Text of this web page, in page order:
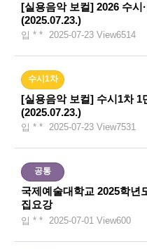
[실용음악 보컬] 2026 수시
(2025.07.23.)
입 * * 2025-07-23 View6514
수시1차
[실용음악 보컬] 수시1차 1
(2025.07.23.)
입 * * 2025-07-23 View7531
공통
국제예술대학교 2025학년
집요강
입 * * 2025-07-01 View600